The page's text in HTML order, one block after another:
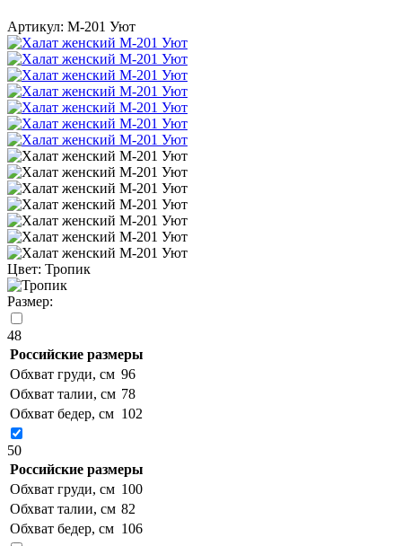
Артикул: М-201 Уют
Цвет: Тропик
Размер:
48
Российские размеры
Обхват груди, см 96
Обхват талии, см 78
Обхват бедер, см 102
50
Российские размеры
Обхват груди, см 100
Обхват талии, см 82
Обхват бедер, см 106